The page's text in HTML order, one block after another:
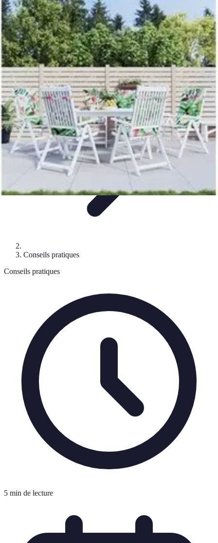
Jardinage Petits Espaces
Plantes adaptéesEquipementAménagementTendancesConseils
pratiques
Jardinage Petits Espaces
Conseils pratiques
Conseils pratiques
5 min de lecture